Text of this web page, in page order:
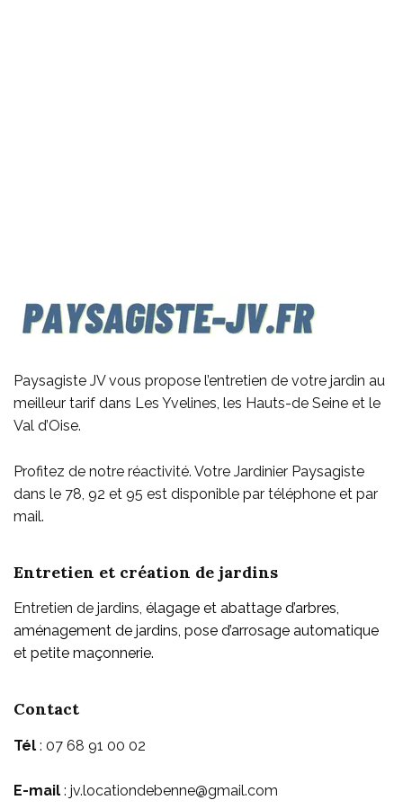
Paysagiste JV vous propose l’entretien de votre jardin au
meilleur tarif dans Les Yvelines, les Hauts-de Seine et le
Val d’Oise.
Profitez de notre réactivité. Votre Jardinier Paysagiste
dans le 78, 92 et 95 est disponible par téléphone et par
mail.
Entretien et création de jardins
Entretien de jardins, élagage et abattage d’arbres,
aménagement de jardins, pose d’arrosage automatique
et petite maçonnerie.
Contact
Tél : 07 68 91 00 02
E-mail : jv.locationdebenne@gmail.com